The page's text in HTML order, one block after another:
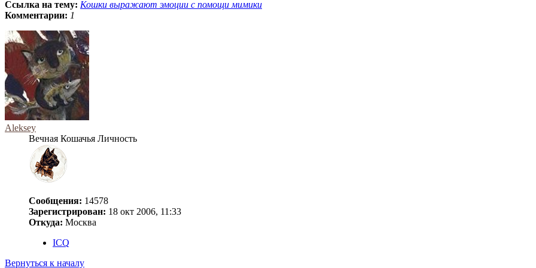
Ссылка на тему: Кошки выражают эмоции с помощи мимики
Комментарии: 1
Aleksey
Вечная Кошачья Личность
Сообщения: 14578
Зарегистрирован: 18 окт 2006, 11:33
Откуда: Москва
ICQ
Вернуться к началу